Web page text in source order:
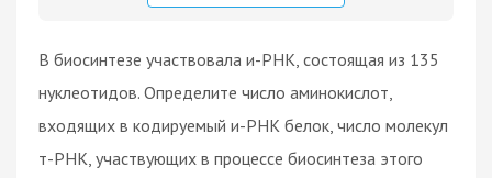
В биосинтезе участвовала и-РНК, состоящая из 135
нуклеотидов. Определите число аминокислот,
входящих в кодируемый и-РНК белок, число молекул
т-РНК, участвующих в процессе биосинтеза этого